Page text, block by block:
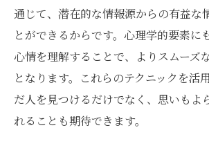
通じて、潜在的な情報源からの有益な
とができるからです。心理学的要素に
心情を理解することで、よりスムーズ
となります。これらのテクニックを活
だ人を見つけるだけでなく、思いもよ
れることも期待できます。